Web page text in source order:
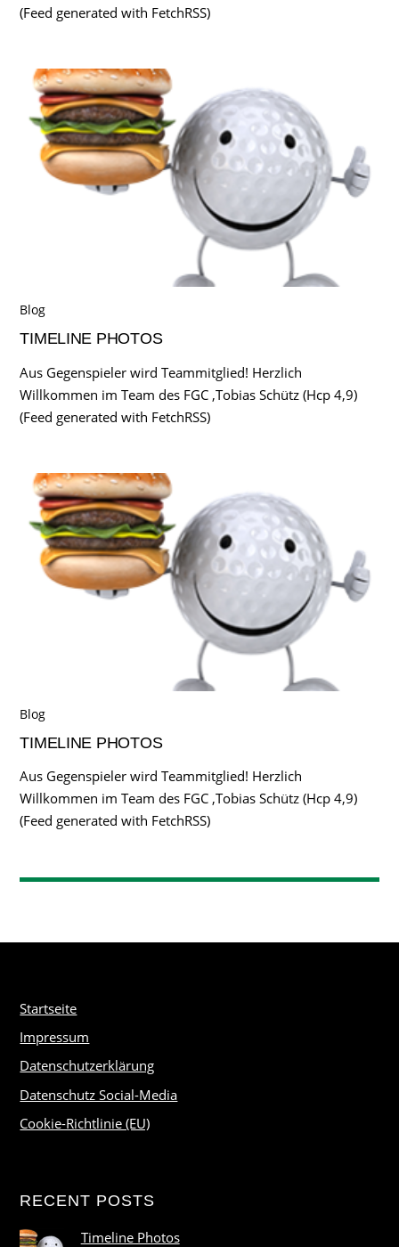
(Feed generated with FetchRSS)
Blog
TIMELINE PHOTOS
Aus Gegenspieler wird Teammitglied! Herzlich
Willkommen im Team des FGC ,Tobias Schütz (Hcp 4,9)
(Feed generated with FetchRSS)
Blog
TIMELINE PHOTOS
Aus Gegenspieler wird Teammitglied! Herzlich
Willkommen im Team des FGC ,Tobias Schütz (Hcp 4,9)
(Feed generated with FetchRSS)
Startseite
Impressum
Datenschutzerklärung
Datenschutz Social-Media
Cookie-Richtlinie (EU)
RECENT POSTS
Timeline Photos